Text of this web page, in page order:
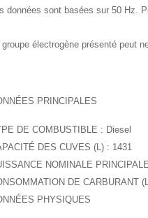
données sont basées sur 50 Hz.
groupe électrogène présenté peut
PRINCIPALES
DE COMBUSTIBLE : Diesel
DES CUVES (L) : 1431
NOMINALE
DE CARBURANT
PHYSIQUES